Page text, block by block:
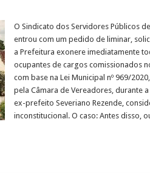
O Sindicato dos Servidores Públicos
entrou com um pedido de liminar,
a Prefeitura exonere imediatamente
ocupantes de cargos comissionados
com base na Lei Municipal nº 969/
pela Câmara de Vereadores, durante
ex-prefeito Severiano Rezende,
inconstitucional. O caso: Antes disso,